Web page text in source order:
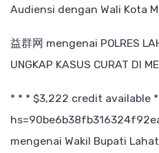
Audiensi dengan Wali Kota
益群网 mengenai POLRES
UNGKAP KASUS CURAT DI
* * * $3,222 credit available
mengenai Wakil Bupati